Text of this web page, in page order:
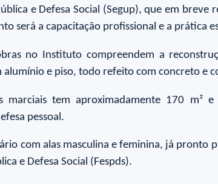
e Defesa Social (Segup), que em
será a capacitação profissional e a prática
no Instituto compreendem a
e piso, todo refeito com concreto e
tem aproximadamente 170 m²
pessoal.
com alas masculina e feminina, já
e Defesa Social (Fespds).